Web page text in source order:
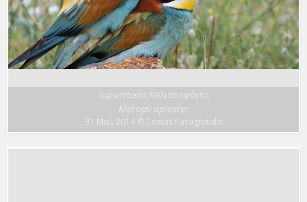
Ευρωπαϊκός Μελισσοφάγος
Merops apiaster
31 Μαΐ. 2014© Costas Panagiotidis